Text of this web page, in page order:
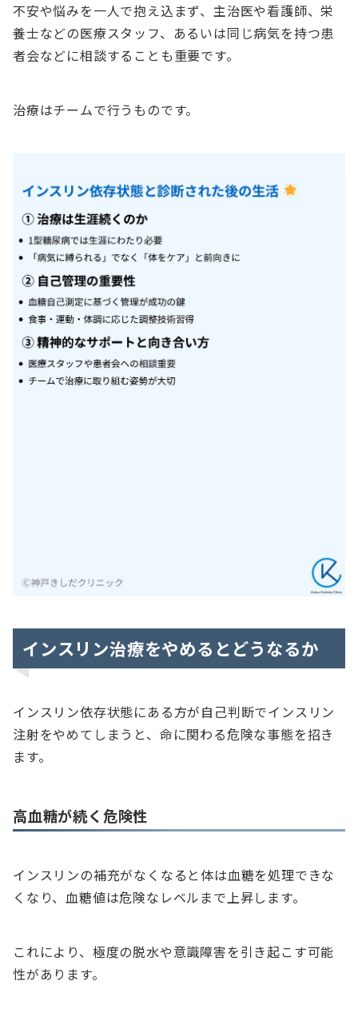
不安や悩みを一人で抱え込まず、主治医や看護師、栄
養士などの医療スタッフ、あるいは同じ病気を持つ患
者会などに相談することも重要です。
治療はチームで行うものです。
インスリン治療をやめるとどうなるか
インスリン依存状態にある方が自己判断でインスリン
注射をやめてしまうと、命に関わる危険な事態を招き
ます。
高血糖が続く危険性
インスリンの補充がなくなると体は血糖を処理できな
くなり、血糖値は危険なレベルまで上昇します。
これにより、極度の脱水や意識障害を引き起こす可能
性があります。